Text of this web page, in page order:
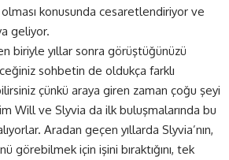
konusunda cesaretlendiriyor ve
geliyor.
biriyle yıllar sonra görüştüğünüzü
sohbetin de oldukça farklı
çünkü araya giren zaman çoğu şeyi
Will ve Slyvia da ilk buluşmalarında bu
Aradan geçen yıllarda Slyvia’nın,
görebilmek için işini bıraktığını, tek